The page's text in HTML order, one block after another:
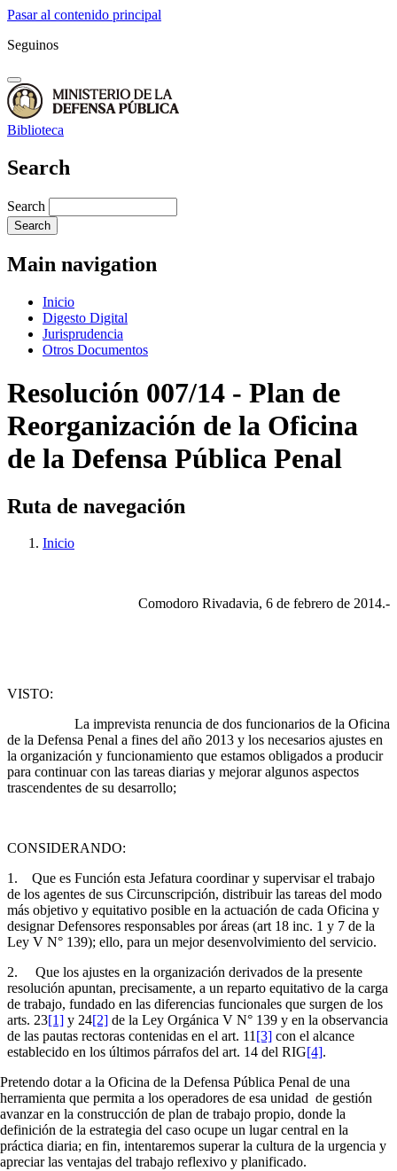
Pasar al contenido principal
Seguinos
Biblioteca
Search
Search
Main navigation
Inicio
Digesto Digital
Jurisprudencia
Otros Documentos
Resolución 007/14 - Plan de
Reorganización de la Oficina
de la Defensa Pública Penal
Ruta de navegación
Inicio
Comodoro Rivadavia, 6 de febrero de 2014.-
VISTO:
La imprevista renuncia de dos funcionarios de la Oficina
de la Defensa Penal a fines del año 2013 y los necesarios ajustes en
la organización y funcionamiento que estamos obligados a producir
para continuar con las tareas diarias y mejorar algunos aspectos
trascendentes de su desarrollo;
CONSIDERANDO:
1. Que es Función esta Jefatura coordinar y supervisar el trabajo
de los agentes de sus Circunscripción, distribuir las tareas del modo
más objetivo y equitativo posible en la actuación de cada Oficina y
designar Defensores responsables por áreas (art 18 inc. 1 y 7 de la
Ley V N° 139); ello, para un mejor desenvolvimiento del servicio.
2. Que los ajustes en la organización derivados de la presente
resolución apuntan, precisamente, a un reparto equitativo de la carga
de trabajo, fundado en las diferencias funcionales que surgen de los
arts. 23[1] y 24[2] de la Ley Orgánica V N° 139 y en la observancia
de las pautas rectoras contenidas en el art. 11[3] con el alcance
establecido en los últimos párrafos del art. 14 del RIG[4].
Pretendo dotar a la Oficina de la Defensa Pública Penal de una
herramienta que permita a los operadores de esa unidad de gestión
avanzar en la construcción de plan de trabajo propio, donde la
definición de la estrategia del caso ocupe un lugar central en la
práctica diaria; en fin, intentaremos superar la cultura de la urgencia y
apreciar las ventajas del trabajo reflexivo y planificado.